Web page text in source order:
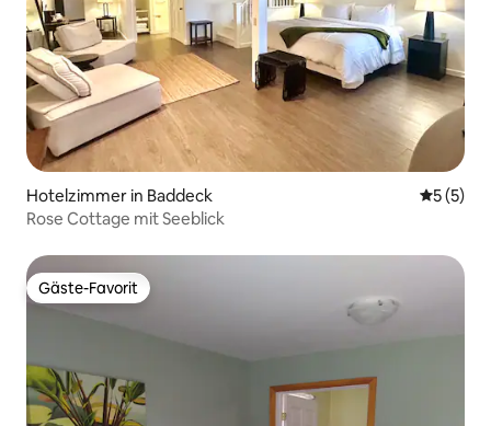
Hotelzimmer in Baddeck
5 (5)
Rose Cottage mit Seeblick
Gäste-Favorit
Gäste-Favorit